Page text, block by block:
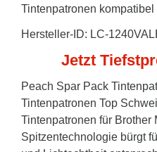
Tintenpatronen kompatibel
Hersteller-ID: LC-
Jetzt
Peach Spar Pack
Tintenpatronen Top
Tintenpatronen für Brother
Spitzentechnologie bürgt